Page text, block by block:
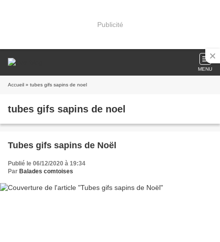
Publicité
MENU
Accueil » tubes gifs sapins de noel
tubes gifs sapins de noel
Tubes gifs sapins de Noël
Publié le 06/12/2020 à 19:34
Par Balades comtoises